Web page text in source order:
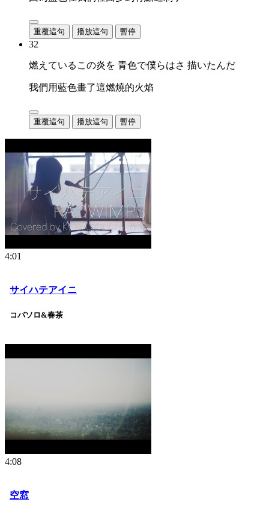
重覆這句 播放這句 暫停
32
燃えているこの炎を 青色で僕らはさ 描いたんだ
我們用藍色畫了這燃燒的火焰
重覆這句 播放這句 暫停
4:01
サイハテアイニ
コバソロ&春茶
4:08
空窓